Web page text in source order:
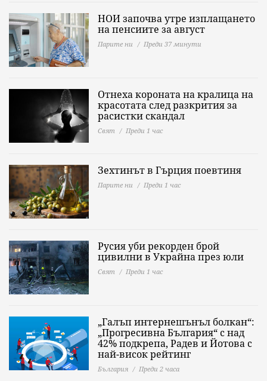
НОИ започва утре изплащането
на пенсиите за август
Парите ни Преди 37 минути
Отнеха короната на кралица на
красотата след разкрития за
расистки скандал
Свят Преди 1 час
Зехтинът в Гърция поевтиня
Парите ни Преди 1 час
Русия уби рекорден брой
цивилни в Украйна през юли
Свят Преди 1 час
„Галъп интернешънъл болкан“:
„Прогресивна България“ с над
42% подкрепа, Радев и Йотова с
най-висок рейтинг
България Преди 2 часа